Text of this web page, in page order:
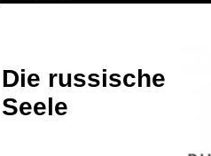
Die russische
Seele